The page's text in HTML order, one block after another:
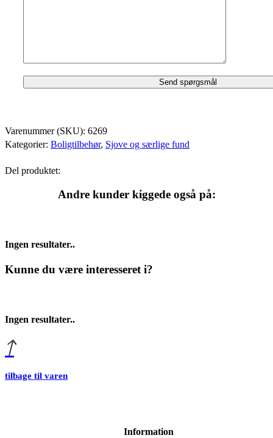
Varenummer (SKU): 6269
Kategorier: Boligtilbehør, Sjove og særlige fund
Del produktet:
Andre kunder kiggede også på:
Ingen resultater..
Kunne du være interesseret i?
Ingen resultater..
tilbage til varen
Information